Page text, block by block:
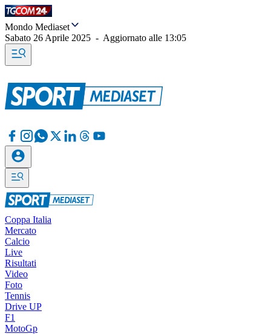
Mondo Mediaset
Sabato 26 Aprile 2025 - Aggiornato alle 13:05
Coppa Italia
Mercato
Calcio
Live
Risultati
Video
Foto
Tennis
Drive UP
F1
MotoGp